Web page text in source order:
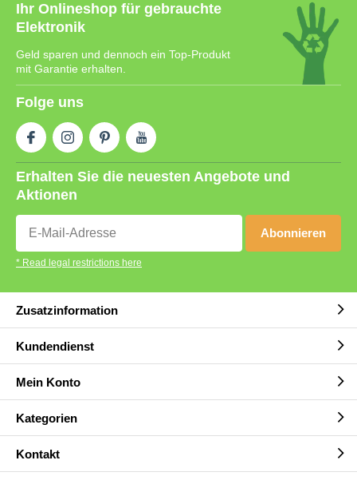
Ihr Onlineshop für gebrauchte
Elektronik
Geld sparen und dennoch ein Top-Produkt
mit Garantie erhalten.
Folge uns
Erhalten Sie die neuesten Angebote und
Aktionen
Abonnieren
* Read legal restrictions here
Zusatzinformation
Kundendienst
Mein Konto
Kategorien
Kontakt